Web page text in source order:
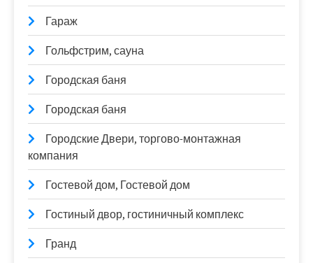
Гараж
Гольфстрим, сауна
Городская баня
Городская баня
Городские Двери, торгово-монтажная
компания
Гостевой дом, Гостевой дом
Гостиный двор, гостиничный комплекс
Гранд